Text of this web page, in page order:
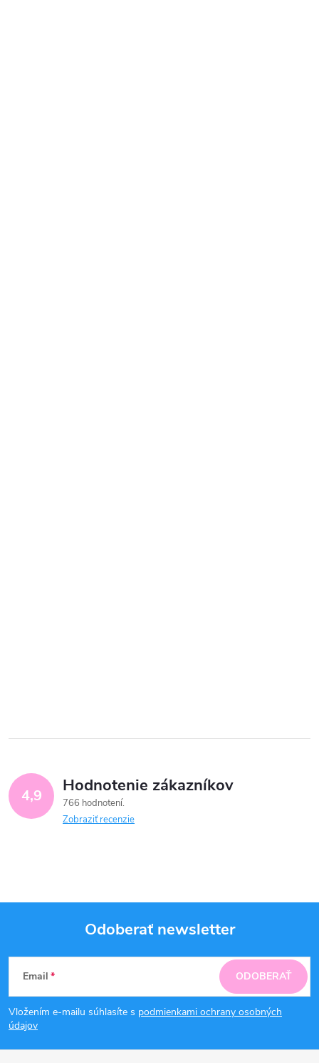
4,9 Hodnotenie zákazníkov
766 hodnotení
Zobraziť recenzie
Z
á
p
Odoberať newsletter
Email
Vložením e-mailu súhlasíte s podmienkami ochrany osobných
údajov
ODOBERAŤ